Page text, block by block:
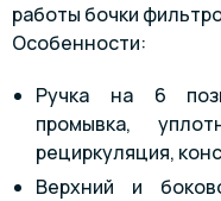
работы бочки
Особенности:
Ручка на 6
промывка,
рециркуляция,
Верхний и